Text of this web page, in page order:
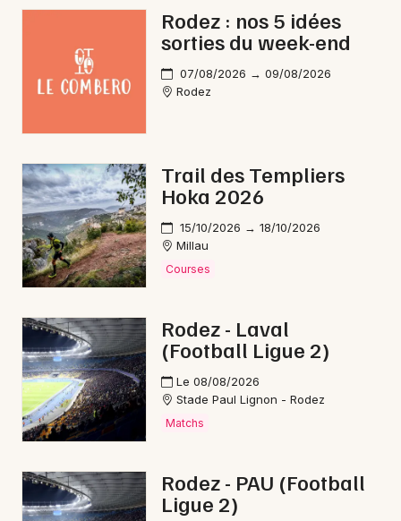
Sports
Soirées
Sorties famille
Sorties & loisirs
Conférences en Aveyron
Conférences en Midi-Pyrénées
Conférences en Occitanie
Newsletter des sorties
Artistes en tournée
Actus à Saint-Affrique
Paris
Strasbourg
Toulouse
Rodez : nos 5 idées
sorties du week-end
07/08/2026 → 09/08/2026
Rodez
Trail des Templiers
Hoka 2026
15/10/2026 → 18/10/2026
Millau
Courses
Rodez - Laval
(Football Ligue 2)
Le 08/08/2026
Stade Paul Lignon - Rodez
Matchs
Rodez - PAU (Football
Ligue 2)